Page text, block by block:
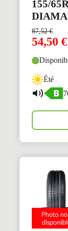
155/
87,52€
54,50 €
Été